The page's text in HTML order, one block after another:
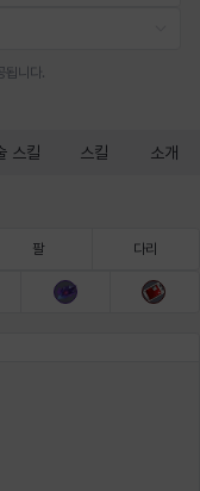
알론소 얀
됩니다.
스킬 스킬 소개
팔 다리